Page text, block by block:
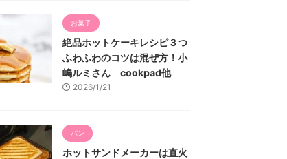
お菓子
絶品ホットケーキレシピ３つ
ふわふわのコツは混ぜ方！小
嶋ルミさん cookpad他
2026/1/21
パン
ホットサンドメーカーは直火